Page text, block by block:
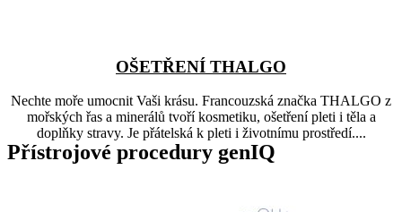
OŠETŘENÍ THALGO
Nechte moře umocnit Vaši krásu. Francouzská značka THALGO z
mořských řas a minerálů tvoří kosmetiku, ošetření pleti i těla a
doplňky stravy. Je přátelská k pleti i životnímu prostředí....
Přístrojové procedury genIQ